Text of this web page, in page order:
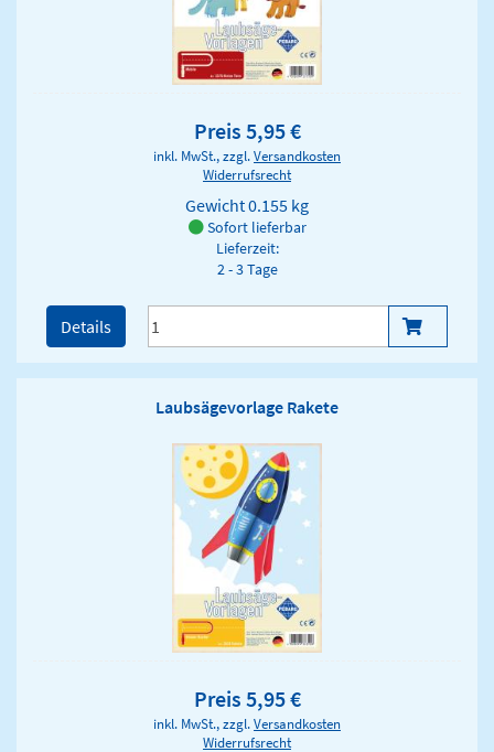
Preis 5,95 €
inkl. MwSt., zzgl.Versandkosten
Widerrufsrecht
Gewicht0.155 kg
Sofort lieferbar
Lieferzeit:
2 - 3 Tage
Details
Laubsägevorlage Rakete
Preis 5,95 €
inkl. MwSt., zzgl.Versandkosten
Widerrufsrecht